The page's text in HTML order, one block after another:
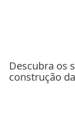
Descubra os
construção